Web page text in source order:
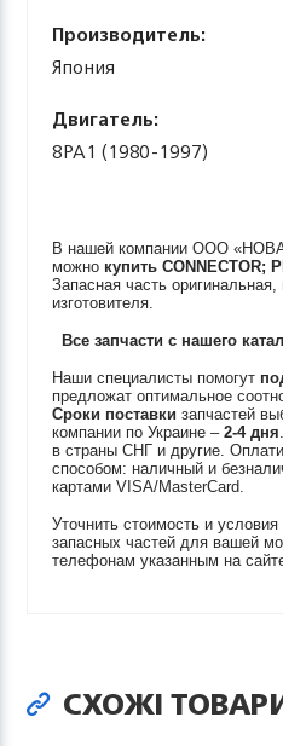
Производитель:
Япония
Двигатель:
8PA1 (1980-1997)
В нашей компании ООО
можно купитьCONNECTOR;
Запасная часть
изготовителя.
Все запчасти с нашего
Наши специалисты помогут
предложат оптимальное
Сроки поставки запчастей
компании по Украине –2-4 дня
в страны СНГ и другие.
способом: наличный и
картами VISA/MasterCard.
Уточнить стоимость и
запасных частей для вашей
телефонам указанным на
СХОЖІ